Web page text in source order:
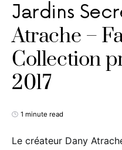
Jardins
Atrache –
Collection
2017
1 minute read
Le créateur Dany